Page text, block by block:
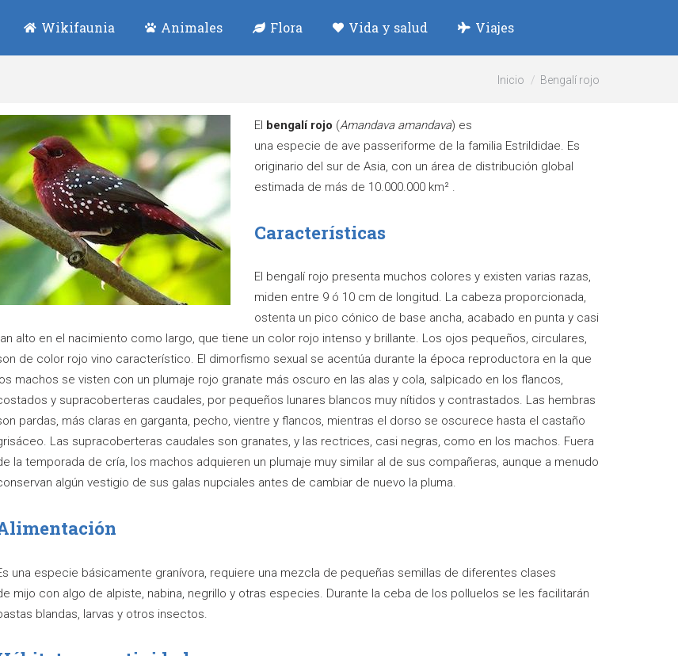
Wikifaunia Animales Flora Vida y salud Viajes
Estás aquí:
Inicio Bengalí rojo
El bengalí rojo (Amandava amandava) es
una especie de ave passeriforme de la familia Estrildidae. Es
originario del sur de Asia, con un área de distribución global
estimada de más de 10.000.000 km² .
Características
El bengalí rojo presenta muchos colores y existen varias razas,
miden entre 9 ó 10 cm de longitud. La cabeza proporcionada,
ostenta un pico cónico de base ancha, acabado en punta y casi
alto en el nacimiento como largo, que tiene un color rojo intenso y brillante. Los ojos pequeños, circulares,
de color rojo vino caracterí­stico. El dimorfismo sexual se acentúa durante la época reproductora en la que
los machos se visten con un plumaje rojo granate más oscuro en las alas y cola, salpicado en los flancos,
y supracoberteras caudales, por pequeños lunares blancos muy ní­tidos y contrastados. Las hembras
pardas, más claras en garganta, pecho, vientre y flancos, mientras el dorso se oscurece hasta el castaño
Las supracoberteras caudales son granates, y las rectrices, casi negras, como en los machos. Fuera
la temporada de crí­a, los machos adquieren un plumaje muy similar al de sus compañeras, aunque a menudo
algún vestigio de sus galas nupciales antes de cambiar de nuevo la pluma.
una especie básicamente graní­vora, requiere una mezcla de pequeñas semillas de diferentes clases
mijo con algo de alpiste, nabina, negrillo y otras especies. Durante la ceba de los polluelos se les facilitarán
blandas, larvas y otros insectos.